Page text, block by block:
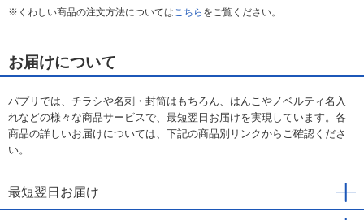
くわしい商品の注文方法についてはこちら をご覧ください。
お届けについて
パプリでは、チラシや名刺・封筒はもちろん、はんこやノベルティ名入
れなどの様々な商品サービスで、最短翌日お届けを実現しています。各
商品の詳しいお届けについては、下記の商品別リンクからご確認くださ
い。
最短翌日お届け